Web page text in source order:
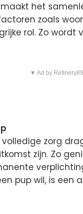
maakt het
zoals
rol. Zo wordt
▼ Ad by Refinery89
zorg
zijn. Zo
pup wil, is een